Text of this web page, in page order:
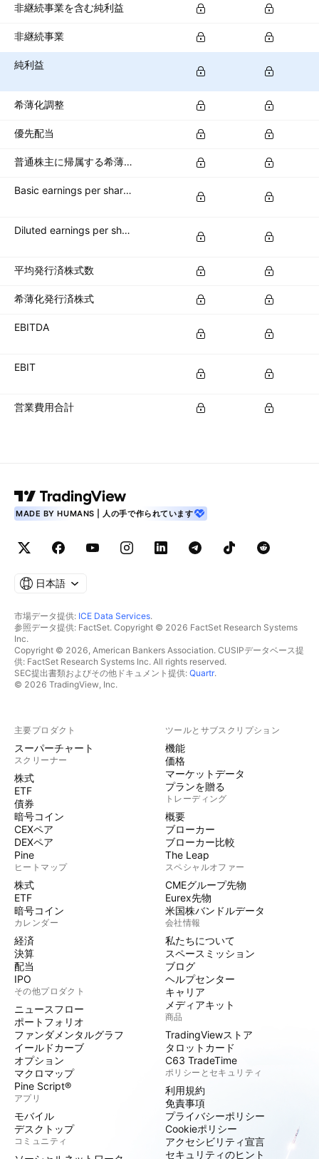
非継続事業を含む純利益
非継続事業
純利益
希薄化調整
優先配当
普通株主に帰属する希薄化純利益
Basic earnings per share (basic EPS)
Diluted earnings per share (diluted EPS)
平均発行済株式数
希薄化発行済株式
EBITDA
EBIT
営業費用合計
MADE BY HUMANS | 人の手で作られています
日本語
市場データ提供: ICE Data Services.
参照データ提供: FactSet. Copyright © 2026 FactSet Research Systems
Inc.
Copyright © 2026, American Bankers Association. CUSIPデータベース提
供: FactSet Research Systems Inc. All rights reserved.
SEC提出書類およびその他ドキュメント提供: Quartr.
© 2026 TradingView, Inc.
主要プロダクト
スーパーチャート
スクリーナー
株式
ETF
債券
暗号コイン
CEXペア
DEXペア
Pine
ヒートマップ
株式
ETF
暗号コイン
カレンダー
経済
決算
配当
IPO
その他プロダクト
ニュースフロー
ポートフォリオ
ファンダメンタルグラフ
イールドカーブ
オプション
マクロマップ
Pine Script®
アプリ
モバイル
デスクトップ
コミュニティ
ツールとサブスクリプション
機能
価格
マーケットデータ
プランを贈る
トレーディング
概要
ブローカー
ブローカー比較
The Leap
スペシャルオファー
CMEグループ先物
Eurex先物
米国株バンドルデータ
会社情報
私たちについて
スペースミッション
ブログ
ヘルプセンター
キャリア
メディアキット
商品
TradingViewストア
タロットカード
C63 TradeTime
ポリシーとセキュリティ
利用規約
免責事項
プライバシーポリシー
Cookieポリシー
アクセシビリティ宣言
セキュリティのヒント